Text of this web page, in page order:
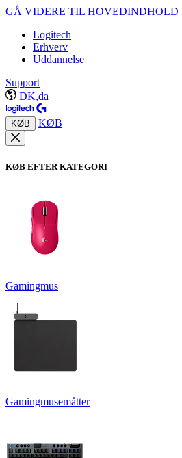
GÅ VIDERE TIL HOVEDINDHOLD
Logitech
Erhverv
Uddannelse
Support
DK,da
KØB KØB
KØB EFTER KATEGORI
Gamingmus
Gamingmusemåtter